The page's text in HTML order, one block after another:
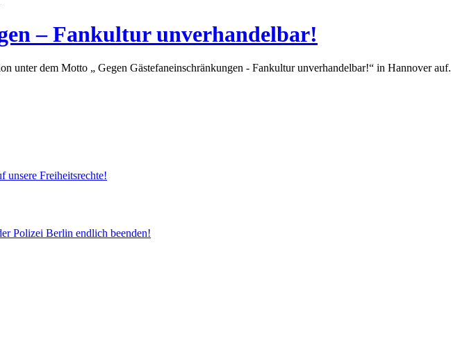
– Fankultur unverhandelbar!
unter dem Motto „ Gegen Gästefaneinschränkungen - Fankultur unverhandelbar!“ in Hannover auf.
unsere Freiheitsrechte!
Polizei Berlin endlich beenden!